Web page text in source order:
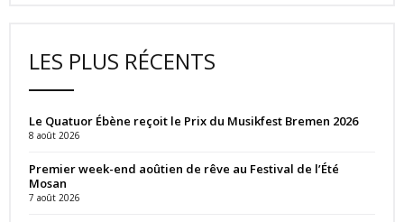
LES PLUS RÉCENTS
Le Quatuor Ébène reçoit le Prix du Musikfest Bremen 2026
8 août 2026
Premier week-end aoûtien de rêve au Festival de l’Été
Mosan
7 août 2026